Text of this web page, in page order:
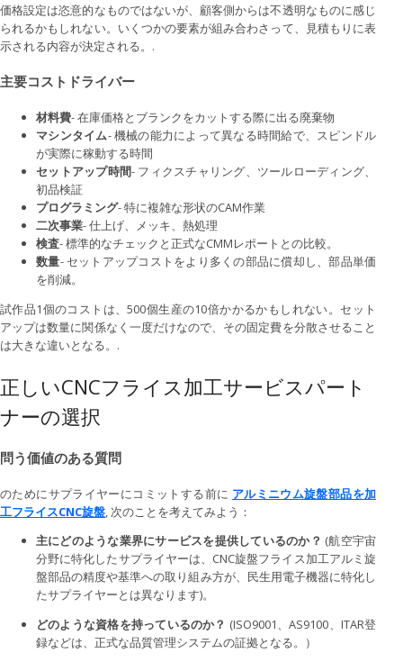
価格設定は恣意的なものではないが、顧客側からは不透明なものに感じ
られるかもしれない。いくつかの要素が組み合わさって、見積もりに表
示される内容が決定される。.
主要コストドライバー
材料費- 在庫価格とブランクをカットする際に出る廃棄物
マシンタイム- 機械の能力によって異なる時間給で、スピンドル
が実際に稼動する時間
セットアップ時間- フィクスチャリング、ツールローディング、
初品検証
プログラミング- 特に複雑な形状のCAM作業
二次事業- 仕上げ、メッキ、熱処理
検査- 標準的なチェックと正式なCMMレポートとの比較。
数量- セットアップコストをより多くの部品に償却し、部品単価
を削減。
試作品1個のコストは、500個生産の10倍かかるかもしれない。セット
アップは数量に関係なく一度だけなので、その固定費を分散させること
は大きな違いとなる。.
正しいCNCフライス加工サービスパート
ナーの選択
問う価値のある質問
のためにサプライヤーにコミットする前に アルミニウム旋盤部品を加
工フライスCNC旋盤, 次のことを考えてみよう：
主にどのような業界にサービスを提供しているのか？ (航空宇宙
分野に特化したサプライヤーは、CNC旋盤フライス加工アルミ旋
盤部品の精度や基準への取り組み方が、民生用電子機器に特化し
たサプライヤーとは異なります)。
どのような資格を持っているのか？ (ISO9001、AS9100、ITAR登
録などは、正式な品質管理システムの証拠となる。）